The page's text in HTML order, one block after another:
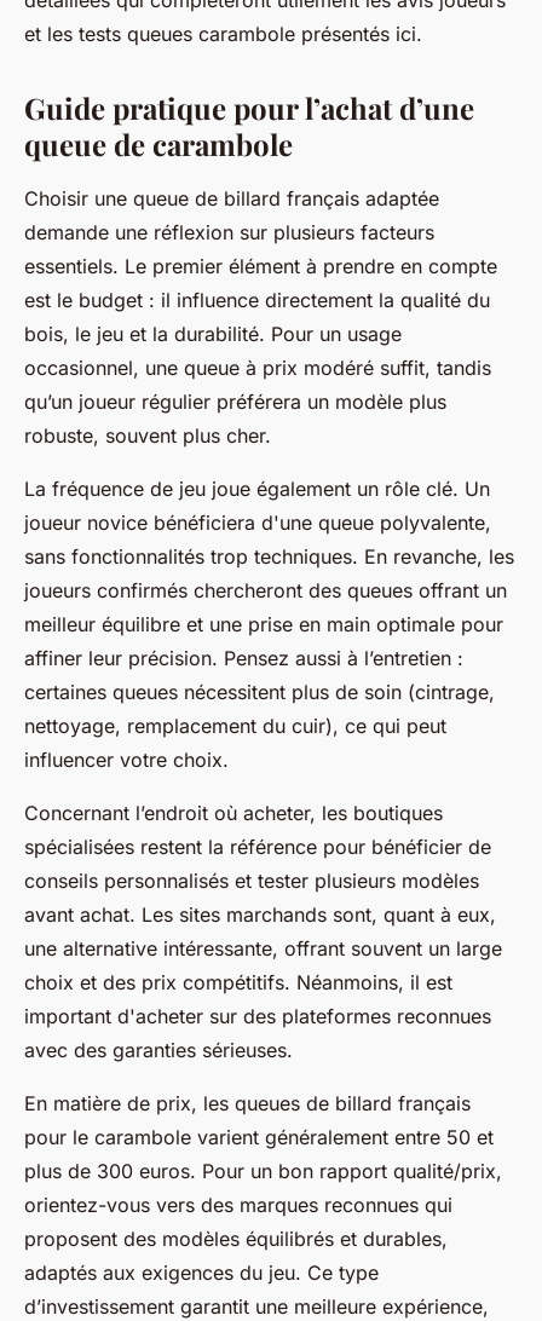
et les tests queues carambole présentés ici.
Guide pratique pour l’achat d’une
queue de carambole
Choisir une queue de billard français adaptée
demande une réflexion sur plusieurs facteurs
essentiels. Le premier élément à prendre en compte
est le budget : il influence directement la qualité du
bois, le jeu et la durabilité. Pour un usage
occasionnel, une queue à prix modéré suffit, tandis
qu’un joueur régulier préférera un modèle plus
robuste, souvent plus cher.
La fréquence de jeu joue également un rôle clé. Un
joueur novice bénéficiera d'une queue polyvalente,
sans fonctionnalités trop techniques. En revanche, les
joueurs confirmés chercheront des queues offrant un
meilleur équilibre et une prise en main optimale pour
affiner leur précision. Pensez aussi à l’entretien :
certaines queues nécessitent plus de soin (cintrage,
nettoyage, remplacement du cuir), ce qui peut
influencer votre choix.
Concernant l’endroit où acheter, les boutiques
spécialisées restent la référence pour bénéficier de
conseils personnalisés et tester plusieurs modèles
avant achat. Les sites marchands sont, quant à eux,
une alternative intéressante, offrant souvent un large
choix et des prix compétitifs. Néanmoins, il est
important d'acheter sur des plateformes reconnues
avec des garanties sérieuses.
En matière de prix, les queues de billard français
pour le carambole varient généralement entre 50 et
plus de 300 euros. Pour un bon rapport qualité/prix,
orientez-vous vers des marques reconnues qui
proposent des modèles équilibrés et durables,
adaptés aux exigences du jeu. Ce type
d’investissement garantit une meilleure expérience,